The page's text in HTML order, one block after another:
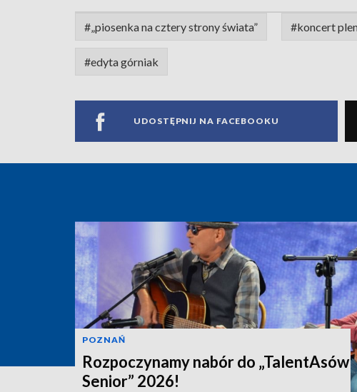
#„piosenka na cztery strony świata” #koncert
#edyta górniak
UDOSTĘPNIJ NA FACEBOOKU
POZNAŃ
Rozpoczynamy nabór do „TalentAsów
Senior” 2026!